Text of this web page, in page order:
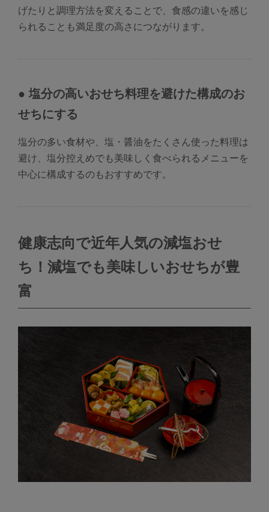
げたりと調理方法を変えることで、食感の違いを感じ
られることも満足度の高さにつながります。
● 塩分の高いおせち料理を避けた構成のお
せちにする
塩分の多い食材や、塩・醤油をたくさん使った料理は
避け、塩分控えめでも美味しく食べられるメニューを
中心に構成するのもおすすめです。
健康志向で近年人気の減塩おせ
ち！減塩でも美味しいおせちが豊
富